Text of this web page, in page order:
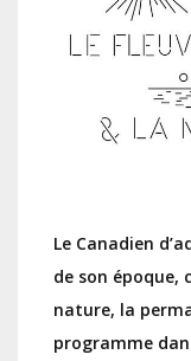
Le Canadien
de son époque,
nature, la
programme